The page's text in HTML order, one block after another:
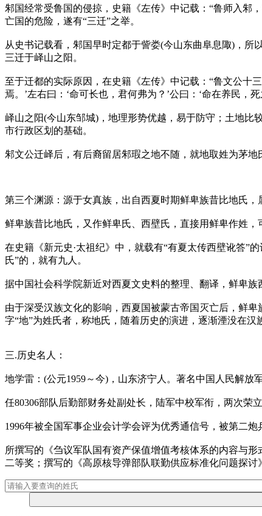
邾国经常受鲁国的侵掠，史籍《左传》中记载：“鲁师入邾
亡国的危险，遂有“三迁”之举。
从史书记载看，邾国早时定都于訾娄(今山东曲阜息陬)，所
三迁于峄山之阳。
至于迁都的实际原因，在史籍《左传》中记载：“鲁文公十
焉。’左右曰：‘命可长也，君何弗为？’公曰：‘命在养民，
峄山之阳(今山东邹城)，地理形势优越，易于防守；土地
市行政区划的基础。
邾文公迁峄后，有后裔留居邾瑕之地不随，就地取姓为茅地
第三个渊源：源于女真族，出自西夏时期鲜卑族昔比地氏，
鲜卑族昔比地氏，又作鲜卑氏、西壁氏，直接用鲜卑作姓，
在史籍《新元史·太祖纪》中，就载有“有夏太传西壁讹答”
氏”的，就有九人。
据中国社会科学院新近对西夏文史料的整理、翻译，鲜卑族
由于深受汉族文化的影响，西夏国被蒙古帝国灭亡后，鲜
字“地”为姓氏者，称地氏，随着历史的演进，逐渐湮没在汉
三.历史名人：
地学雷：(公元1959～今)，山东济宁人。著名中国人民解放
任80306部队后勤部财务处副处长，陆军中校军衔，两次荣
1996年被全国军事企业会计学会评为优秀通信号，被第二炮
所撰写的《刍议军队国有资产保值增值考核体系的内容与
二等奖；撰写的《高原核导弹部队联勤供应标准化问题探